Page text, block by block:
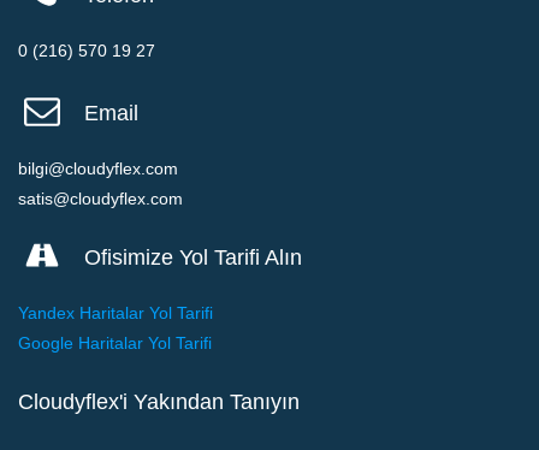
0 (216) 570 19 27
Email
bilgi@cloudyflex.com
satis@cloudyflex.com
Ofisimize Yol Tarifi Alın
Yandex Haritalar Yol Tarifi
Google Haritalar Yol Tarifi
Cloudyflex'i Yakından Tanıyın